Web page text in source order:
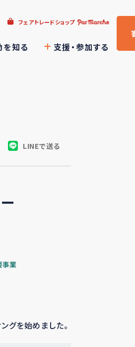
フェアトレードショップ
を知る 支援・参加する
LINEで送る
事業
グを始めました。